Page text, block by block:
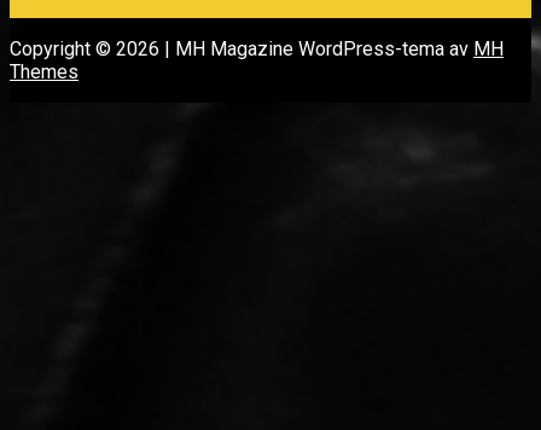
Copyright © 2026 | MH Magazine WordPress-tema av MH
Themes